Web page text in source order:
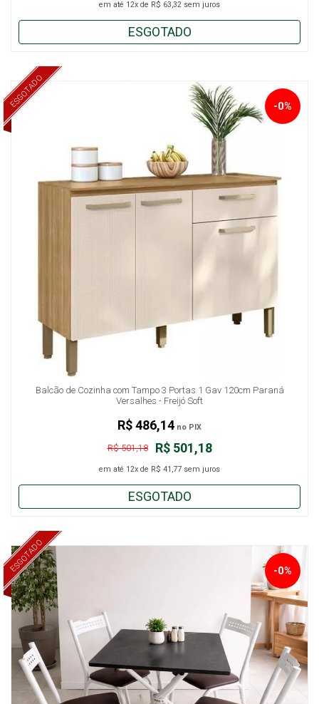
em até 12x de R$ 63,32 sem juros
ESGOTADO
ESGOTADO
Balcão de Cozinha com Tampo 3 Portas 1 Gav 120cm Paraná
Versalhes - Freijó Soft
R$ 501,18
R$ 501,18
-0%
em até 12x de R$ 41,77 sem juros
R$ 486,14 no PIX
ESGOTADO
ESGOTADO -0%